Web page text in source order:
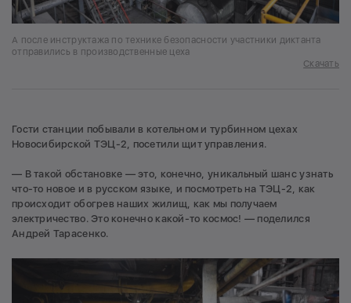
А после инструктажа по технике безопасности участники диктанта
отправились в производственные цеха
Скачать
Гости станции побывали в котельном и турбинном цехах
Новосибирской ТЭЦ-2, посетили щит управления.
— В такой обстановке — это, конечно, уникальный шанс узнать
что-то новое и в русском языке, и посмотреть на ТЭЦ-2, как
происходит обогрев наших жилищ, как мы получаем
электричество. Это конечно какой-то космос! — поделился
Андрей Тарасенко.